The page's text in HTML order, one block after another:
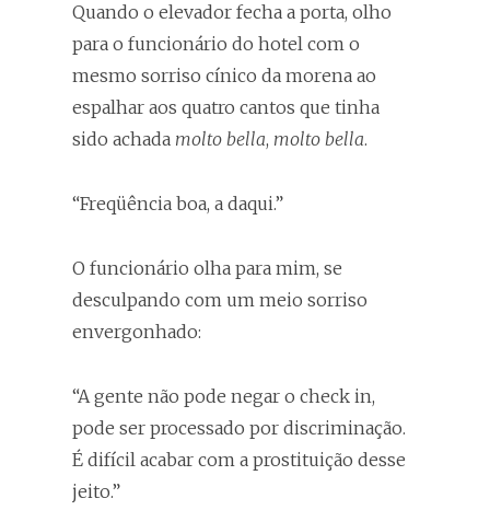
Quando o elevador fecha a porta, olho
para o funcionário do hotel com o
mesmo sorriso cínico da morena ao
espalhar aos quatro cantos que tinha
sido achada molto bella, molto bella.
“Freqüência boa, a daqui.”
O funcionário olha para mim, se
desculpando com um meio sorriso
envergonhado:
“A gente não pode negar o check in,
pode ser processado por discriminação.
É difícil acabar com a prostituição desse
jeito.”